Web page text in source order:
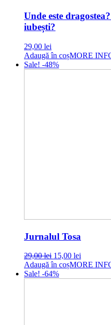
Unde este
iubești?
29,00 lei
Adaugă în coșMORE
Sale! -48%
Jurnalul Tosa
29,00lei Original
price
was:
15,00 lei
price
Adaugă în coșMORE
Sale! -64%